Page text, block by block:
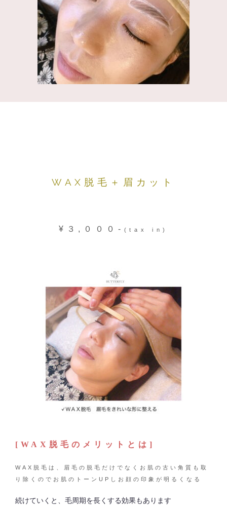
WAX脱毛＋眉カット
¥３,０００- (tax in)
[WAX脱毛のメリットとは]
WAX脱毛は、眉毛の脱毛だけでなくお肌の古い角質も取
り除くのでお肌のトーンUPしお顔の印象が明るくなる
続けていくと、毛周期を長くする効果もあります